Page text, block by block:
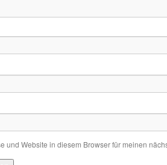
und Website in diesem Browser für meinen